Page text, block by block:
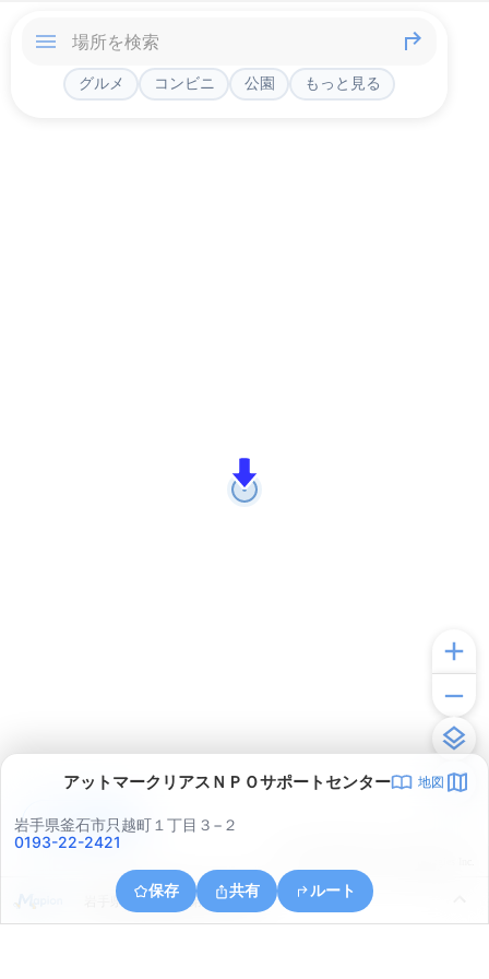
グルメ コンビニ 公園 もっと見る
アットマークリアスＮＰＯサポートセンター 地図
岩手県釜石市只越町１丁目３−２
0193-22-2421
保存 共有 ルート
岩手県釜石市釜石第１５地割
アプリで見る